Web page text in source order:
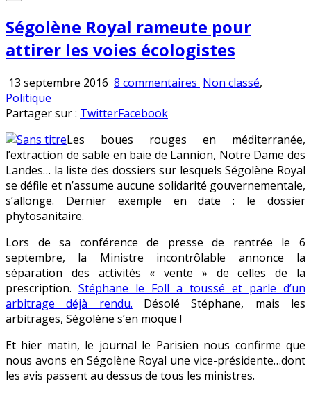
Ségolène Royal rameute pour
attirer les voies écologistes
13 septembre 2016 8 commentaires sur
pour
attirer
les
voies
écologistes
Publié
Non classé,
Politique
Partager sur : TwitterFacebook
Les boues rouges en méditerranée,
l’extraction de sable en baie de Lannion, Notre Dame des
Landes… la liste des dossiers sur lesquels Ségolène Royal
se défile et n’assume aucune solidarité gouvernementale,
s’allonge. Dernier exemple en date : le dossier
phytosanitaire.
Lors de sa conférence de presse de rentrée le 6
septembre, la Ministre incontrôlable annonce la
séparation des activités « vente » de celles de la
prescription. Stéphane le Foll a toussé et parle d’un
arbitrage déjà rendu. Désolé Stéphane, mais les
arbitrages, Ségolène s’en moque !
Et hier matin, le journal le Parisien nous confirme que
nous avons en Ségolène Royal une vice-présidente…dont
les avis passent au dessus de tous les ministres.